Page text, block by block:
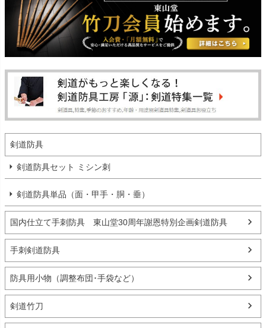
剣道防具
剣道防具セット ミシン刺
剣道防具単品（面・甲手・胴・垂）
国内仕立て手刺防具 東山堂30周年謝恩特別企画剣道防具
手刺剣道防具
防具用小物（調整布団･手袋など）
剣道竹刀